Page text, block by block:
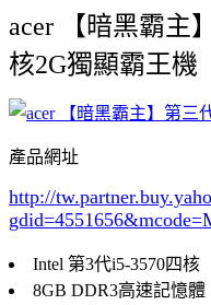
acer 【暗黑霸主
核2G獨顯霸王機
產品網址
http://
gdid=4551656
Intel 第3代i5-3570四核
8GB DDR3高速記憶體